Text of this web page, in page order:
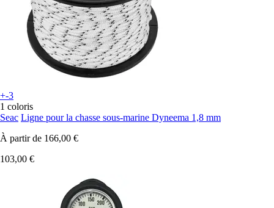
+-3
1 coloris
Seac Ligne pour la chasse sous-marine Dyneema 1,8 mm
À partir de 166,00 €
103,00 €